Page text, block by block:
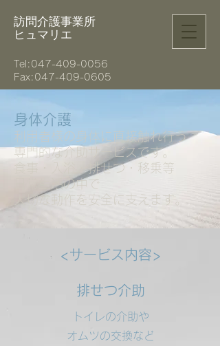
訪問介護事業所
ヒュマリエ
Tel: 047-409-0056
Fax:047-409-0605
身体介護
利用者様の身体に直接触れ行う
専門的な介助サービスです。
食事・入浴・排せつ・移乗等
日常生活の中で
大切な動作を安全に支えます。
<サービス内容>
排せつ介助
トイレの介助や
オムツの交換など